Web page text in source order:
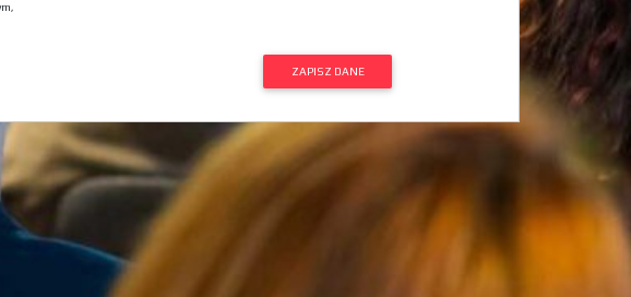
ZAPISZ DANE